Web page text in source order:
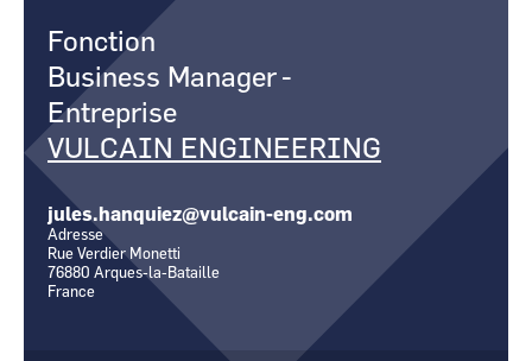
Occitanie
CCI Business
Pays de la Loire
CCI Business
Occitanie
CCI Business
Pays de la Loire
Fonction
Business Manager -
Entreprise
VULCAIN ENGINEERING
jules.hanquiez@vulcain-eng.com
Adresse
Rue Verdier Monetti
76880 Arques-la-Bataille
France